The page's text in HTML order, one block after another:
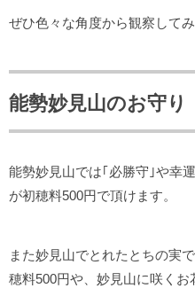
ぜひ色々な角度から観察してみ
能勢妙見山のお守り
能勢妙見山では｢必勝守｣や幸
が初穂料500円で頂けます。
また妙見山でとれたとちの実
穂料500円や、妙見山に咲く